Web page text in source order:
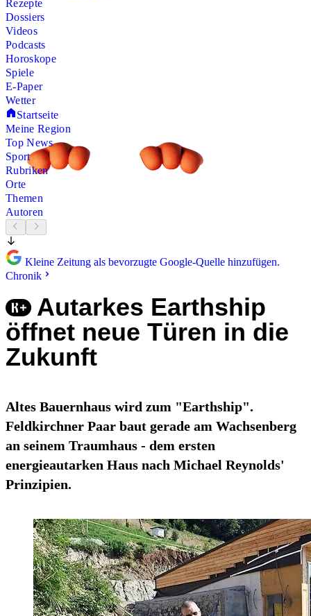
Rezepte
Dossiers
Videos
Podcasts
Horoskope
Spiele
E-Paper
Wetter
Startseite
Meine Region
Top News
Sport
Rubriken
Orte
Themen
Autoren
Kleine Zeitung als bevorzugte Google-Quelle hinzufügen.
Chronik
Autarkes Earthship
öffnet neue Türen in die
Zukunft
Altes Bauernhaus wird zum "Earthship".
Feldkirchner Paar baut gerade am Wachsenberg
an seinem Traumhaus - dem ersten
energieautarken Haus nach Michael Reynolds'
Prinzipien.